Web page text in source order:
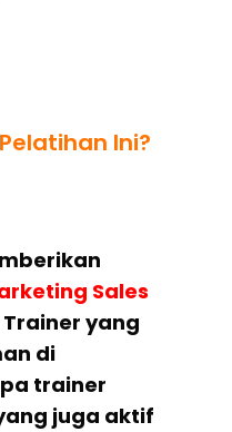
Pelatihan Ini?
Sales
yang
di
trainer
juga aktif